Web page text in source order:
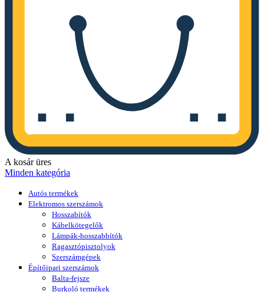
A kosár üres
Minden kategória
Autós termékek
Elektromos szerszámok
Hosszabítók
Kábelkötegelők
Lámpák-hosszabbítók
Ragasztópisztolyok
Szerszámgépek
Építőipari szerszámok
Balta-fejsze
Burkoló termékek